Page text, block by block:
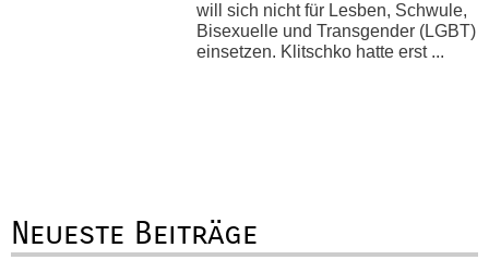
will sich nicht für Lesben, Schwule,
Bisexuelle und Transgender (LGBT)
einsetzen. Klitschko hatte erst ...
Neueste Beiträge